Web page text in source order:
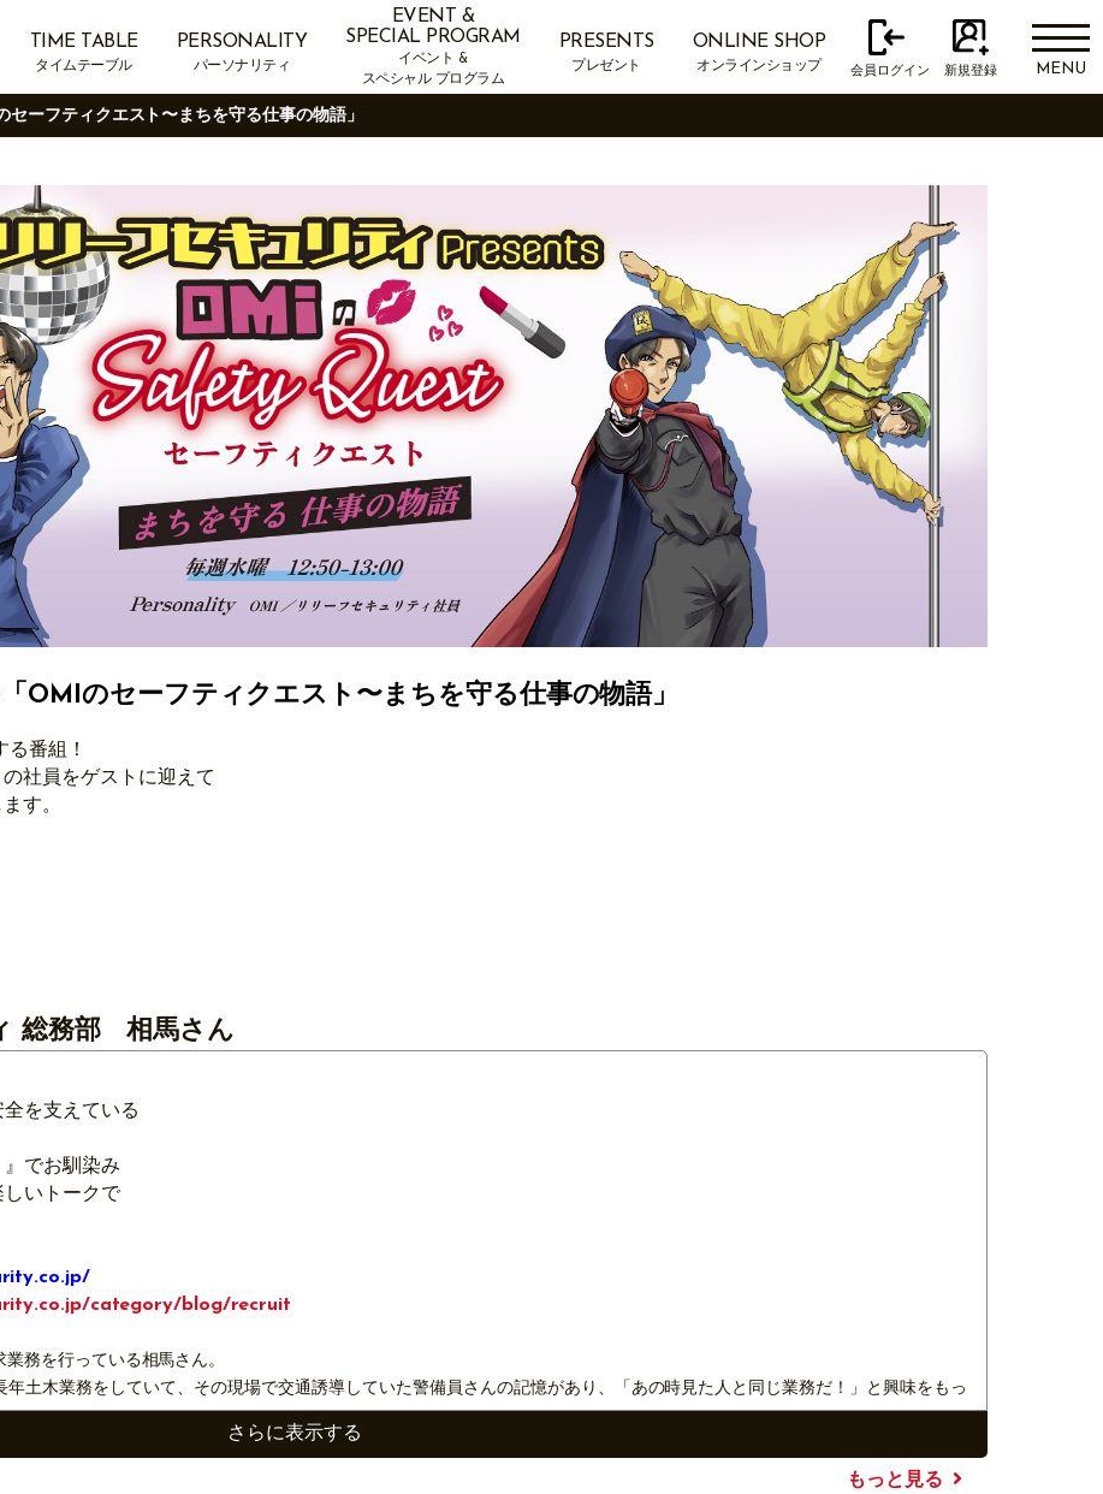
TIME TABLE
タイムテーブル
PERSONALITY
パーソナリティ
EVENT &
SPECIAL PROGRAM
イベント &
スペシャル プログラム
PRESENTS
プレゼント
ONLINE SHOP
オンラインショップ 会員ログイン 新規登録 MENU
ーフティクエスト〜まちを守る仕事の物語」
OMIのセーフティクエスト〜まちを守る仕事の物語」
番組！
社員をゲストに迎えて
す。
総務部 相馬さん
を支えている
でお馴染み
しいトークで
category/blog/recruit
務を行っている相馬さん。
土木業務をしていて、その現場で交通誘導していた警備員さんの記憶があり、「あの時見た人と同じ業務だ！」と興味をもっ
気持ちを持って業務にあたっているそうです。
さらに表示する
もっと見る